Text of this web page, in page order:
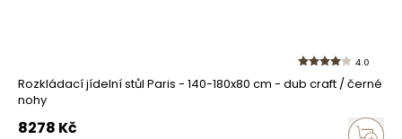
4.0
Rozkládací jídelní stůl Paris - 140-180x80 cm - dub craft / černé
nohy
8278 Kč